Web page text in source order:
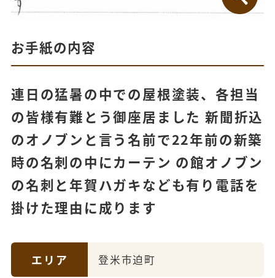
お手紙の内容
連日の猛暑の中での屋根塗装、各担当
の皆様有難とう御座居ました 新聞折込
のオノブンと言う名前で22年前の新築
時の名刺の中にカーテン の館オノブン
の名刺と年賀ハガキなども有り電話を
掛けた理由に成ります
エリア 登米市迫町